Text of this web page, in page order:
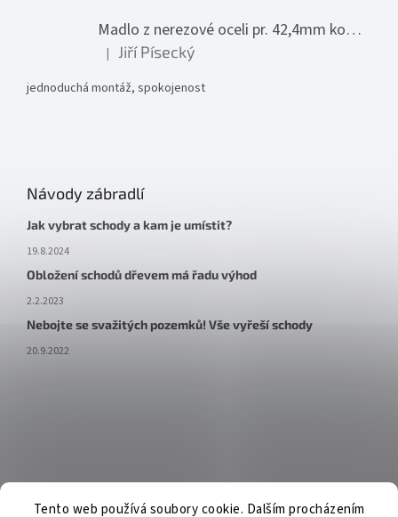
Tento web používá soubory cookie. Dalším procházením
Madlo z nerezové oceli pr. 42,4mm komplet - model 0116 - 3000mm
Hodnocení produktu je 5 z 5 hvězdiček.
| Jiří Písecký
jednoduchá montáž, spokojenost
Návody zábradlí
Jak vybrat schody a kam je umístit?
19.8.2024
Obložení schodů dřevem má řadu výhod
2.2.2023
Nebojte se svažitých pozemků! Vše vyřeší schody
20.9.2022